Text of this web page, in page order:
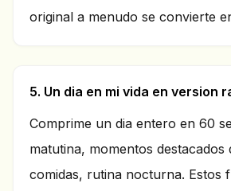
original a menudo se convierte
5. Un dia en mi vida en version
Comprime un dia entero en 60
matutina, momentos destacados
comidas, rutina nocturna. Estos